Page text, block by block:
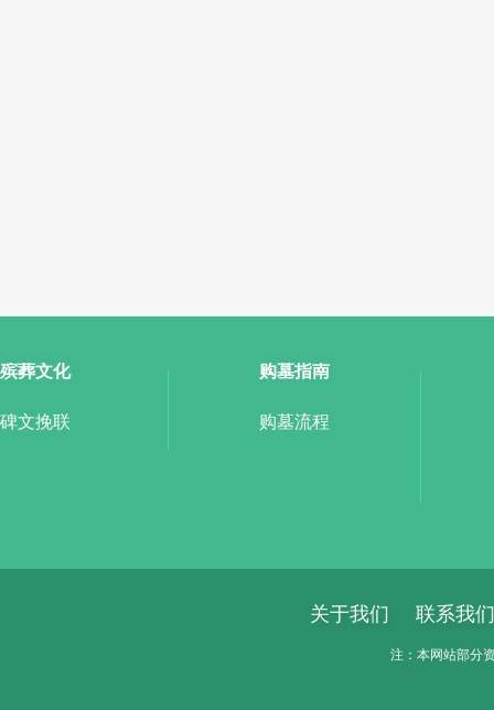
殡葬文化
碑文挽联
购墓指南
购墓流程
关于我们 联系我们
注：本网站部分